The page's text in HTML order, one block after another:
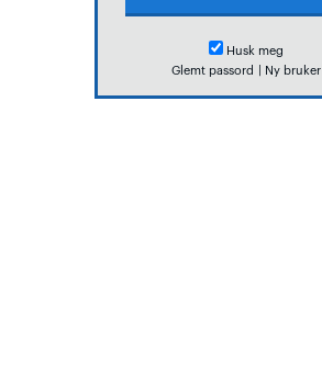
Husk meg
Glemt passord
Ny bruker